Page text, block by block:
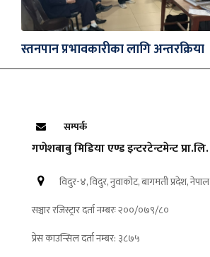
स्तनपान प्रभावकारीका लागि अन्तरक्रिया
सम्पर्क
गणेशबाबु मिडिया एण्ड इन्टरटेन्टमेन्ट प्रा.लि.
विदुर-४, विदुर, नुवाकोट, बागमती प्रदेश, नेपाल
सञ्चार रजिस्ट्रार दर्ता नम्बरः २००/०७९/८०
प्रेस काउन्सिल दर्ता नम्बर: ३८७५